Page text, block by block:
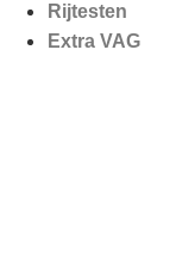
Rijtesten
Extra VAG